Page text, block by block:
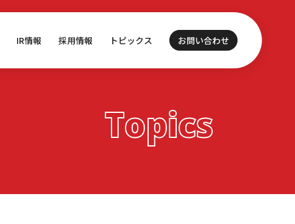
IR情報 採用情報 トピックス お問い合わせ
Topics